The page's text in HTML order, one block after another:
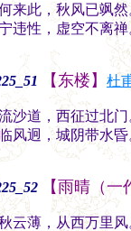
来此，秋风已飒
违性，虚空不离
【东楼】 杜
沙道，西征过北
风迥，城阴带水
【雨晴（
云薄，从西万里